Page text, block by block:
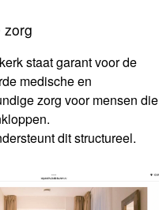
zorg
staat garant voor de
medische en
zorg voor mensen die
dit structureel.